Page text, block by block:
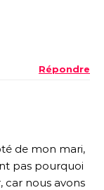
Répondre
de mon mari,
pas pourquoi
car nous avons